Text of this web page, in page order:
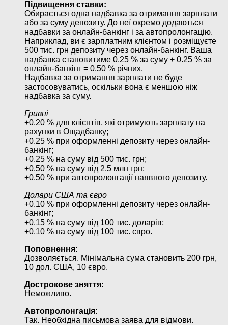
Підвищення ставки:
Обирається одна надбавка за отримання зарплати
або за суму депозиту. До неї окремо додаються
надбавки за онлайн-банкінг і за автопролонгацію.
Наприклад, ви є зарплатним клієнтом і розміщуєте
500 тис. грн депозиту через онлайн-банкінг. Ваша
надбавка становитиме 0.25 % за суму + 0.25 % за
онлайн-банкінг = 0.50 % річних.
Надбавка за отримання зарплати не буде
застосовуватись, оскільки вона є меншою ніж
надбавка за суму.
Гривні
+0.20 % для клієнтів, які отримують зарплату на
рахунки в Ощадбанку;
+0.25 % при оформленні депозиту через онлайн-
банкінг;
+0.25 % на суму від 500 тис. грн;
+0.50 % на суму від 2.5 млн грн;
+0.50 % при автопролонгації наявного депозиту.
Долари США та євро
+0.10 % при оформленні депозиту через онлайн-
банкінг;
+0.15 % на суму від 100 тис. доларів;
+0.10 % на суму від 100 тис. євро.
Поповнення:
Дозволяється. Мінімальна сума становить 200 грн,
10 дол. США, 10 євро.
Дострокове зняття:
Неможливо.
Автопролонгація:
Так. Необхідна письмова заява для відмови.